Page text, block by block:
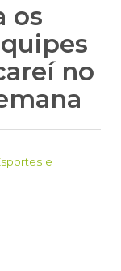
os
no
e